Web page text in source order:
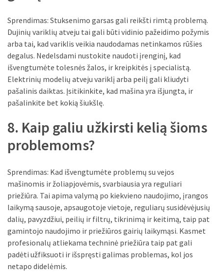
Sprendimas: Stuksenimo garsas gali reikšti rimtą problemą.
Dujinių variklių atveju tai gali būti vidinio pažeidimo požymis
arba tai, kad variklis veikia naudodamas netinkamos rūšies
degalus. Nedelsdami nustokite naudoti įrenginį, kad
išvengtumėte tolesnės žalos, ir kreipkitės į specialistą.
Elektrinių modelių atveju variklį arba peilį gali kliudyti
pašalinis daiktas. Įsitikinkite, kad mašina yra išjungta, ir
pašalinkite bet kokią šiukšlę.
8. Kaip galiu užkirsti kelią šioms
problemoms?
Sprendimas: Kad išvengtumėte problemų su vejos
mašinomis ir žoliapjovėmis, svarbiausia yra reguliari
priežiūra. Tai apima valymą po kiekvieno naudojimo, įrangos
laikymą sausoje, apsaugotoje vietoje, reguliarų susidėvėjusių
dalių, pavyzdžiui, peilių ir filtrų, tikrinimą ir keitimą, taip pat
gamintojo naudojimo ir priežiūros gairių laikymąsi. Kasmet
profesionalų atliekama techninė priežiūra taip pat gali
padėti užfiksuoti ir išspręsti galimas problemas, kol jos
netapo didelėmis.